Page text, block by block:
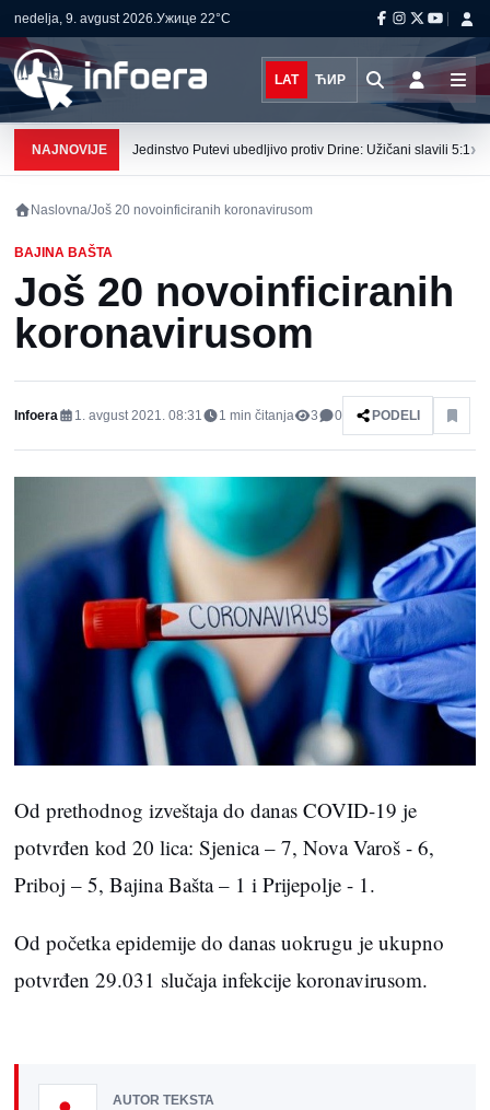
nedelja, 9. avgust 2026.Ужице 22°C
LAT ЋИР
NAJNOVIJE Jedinstvo Putevi ubedljivo protiv Drine: Užičani slavili 5:1›
Naslovna/Još 20 novoinficiranih koronavirusom
BAJINA BAŠTA
Još 20 novoinficiranih
koronavirusom
Infoera 1. avgust 2021. 08:31 1 min čitanja 3 0 PODELI
Od prethodnog izveštaja do danas COVID-19 je
potvrđen kod 20 lica: Sjenica – 7, Nova Varoš - 6,
Priboj – 5, Bajina Bašta – 1 i Prijepolje - 1.
Od početka epidemije do danas uokrugu je ukupno
potvrđen 29.031 slučaja infekcije koronavirusom.
AUTOR TEKSTA